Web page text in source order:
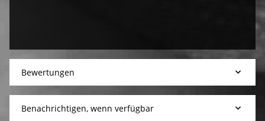
Bewertungen
Benachrichtigen, wenn verfügbar